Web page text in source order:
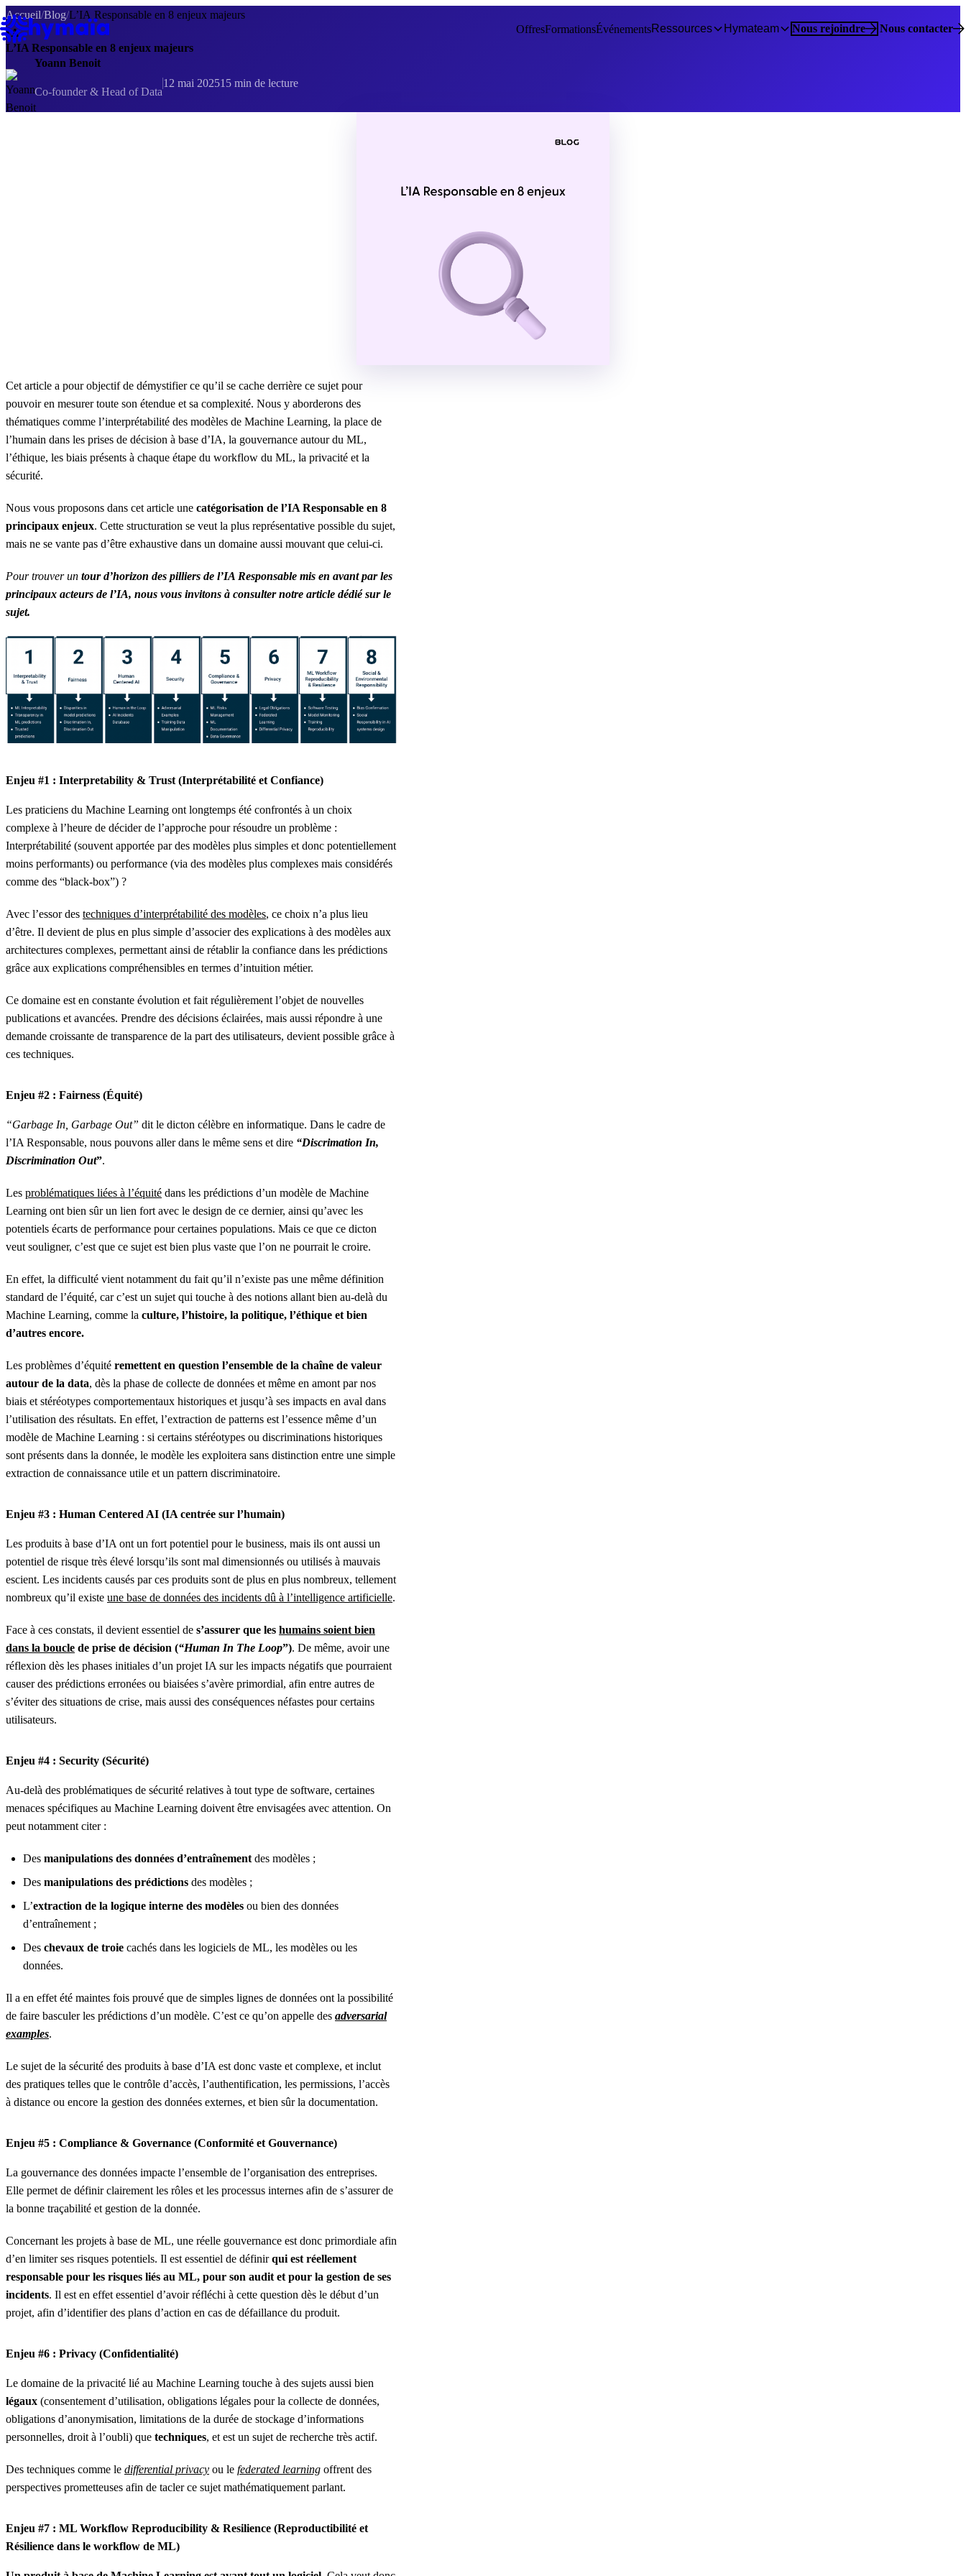
OffresFormationsÉvénementsRessources Hymateam Nous rejoindre Nous contacter
Accueil/Blog/L’IA Responsable en 8 enjeux majeurs
IA
L’IA Responsable en 8 enjeux majeurs
Yoann Benoit
Co-founder & Head of Data
12 mai 202515 min de lecture
Cet article a pour objectif de démystifier ce qu’il se cache derrière ce sujet pour
pouvoir en mesurer toute son étendue et sa complexité. Nous y aborderons des
thématiques comme l’interprétabilité des modèles de Machine Learning, la place de
l’humain dans les prises de décision à base d’IA, la gouvernance autour du ML,
l’éthique, les biais présents à chaque étape du workflow du ML, la privacité et la
sécurité.
Nous vous proposons dans cet article une catégorisation de l’IA Responsable en 8
principaux enjeux. Cette structuration se veut la plus représentative possible du sujet,
mais ne se vante pas d’être exhaustive dans un domaine aussi mouvant que celui-ci.
Pour trouver un tour d’horizon des pilliers de l’IA Responsable mis en avant par les
principaux acteurs de l’IA, nous vous invitons à consulter notre article dédié sur le
sujet.
Enjeu #1 : Interpretability & Trust (Interprétabilité et Confiance)
Les praticiens du Machine Learning ont longtemps été confrontés à un choix
complexe à l’heure de décider de l’approche pour résoudre un problème :
Interprétabilité (souvent apportée par des modèles plus simples et donc potentiellement
moins performants) ou performance (via des modèles plus complexes mais considérés
comme des “black-box”) ?
Avec l’essor des techniques d’interprétabilité des modèles, ce choix n’a plus lieu
d’être. Il devient de plus en plus simple d’associer des explications à des modèles aux
architectures complexes, permettant ainsi de rétablir la confiance dans les prédictions
grâce aux explications compréhensibles en termes d’intuition métier.
Ce domaine est en constante évolution et fait régulièrement l’objet de nouvelles
publications et avancées. Prendre des décisions éclairées, mais aussi répondre à une
demande croissante de transparence de la part des utilisateurs, devient possible grâce à
ces techniques.
Enjeu #2 : Fairness (Équité)
“Garbage In, Garbage Out” dit le dicton célèbre en informatique. Dans le cadre de
l’IA Responsable, nous pouvons aller dans le même sens et dire “Discrimation In,
Discrimination Out”.
Les problématiques liées à l’équité dans les prédictions d’un modèle de Machine
Learning ont bien sûr un lien fort avec le design de ce dernier, ainsi qu’avec les
potentiels écarts de performance pour certaines populations. Mais ce que ce dicton
veut souligner, c’est que ce sujet est bien plus vaste que l’on ne pourrait le croire.
En effet, la difficulté vient notamment du fait qu’il n’existe pas une même définition
standard de l’équité, car c’est un sujet qui touche à des notions allant bien au-delà du
Machine Learning, comme la culture, l’histoire, la politique, l’éthique et bien
d’autres encore.
Les problèmes d’équité remettent en question l’ensemble de la chaîne de valeur
autour de la data, dès la phase de collecte de données et même en amont par nos
biais et stéréotypes comportementaux historiques et jusqu’à ses impacts en aval dans
l’utilisation des résultats. En effet, l’extraction de patterns est l’essence même d’un
modèle de Machine Learning : si certains stéréotypes ou discriminations historiques
sont présents dans la donnée, le modèle les exploitera sans distinction entre une simple
extraction de connaissance utile et un pattern discriminatoire.
Enjeu #3 : Human Centered AI (IA centrée sur l’humain)
Les produits à base d’IA ont un fort potentiel pour le business, mais ils ont aussi un
potentiel de risque très élevé lorsqu’ils sont mal dimensionnés ou utilisés à mauvais
escient. Les incidents causés par ces produits sont de plus en plus nombreux, tellement
nombreux qu’il existe une base de données des incidents dû à l’intelligence artificielle.
Face à ces constats, il devient essentiel de s’assurer que les humains soient bien
dans la boucle de prise de décision (“Human In The Loop”). De même, avoir une
réflexion dès les phases initiales d’un projet IA sur les impacts négatifs que pourraient
causer des prédictions erronées ou biaisées s’avère primordial, afin entre autres de
s’éviter des situations de crise, mais aussi des conséquences néfastes pour certains
utilisateurs.
Enjeu #4 : Security (Sécurité)
Au-delà des problématiques de sécurité relatives à tout type de software, certaines
menaces spécifiques au Machine Learning doivent être envisagées avec attention. On
peut notamment citer :
Des manipulations des données d’entraînement des modèles ;
Des manipulations des prédictions des modèles ;
L’extraction de la logique interne des modèles ou bien des données
d’entraînement ;
Des chevaux de troie cachés dans les logiciels de ML, les modèles ou les
données.
Il a en effet été maintes fois prouvé que de simples lignes de données ont la possibilité
de faire basculer les prédictions d’un modèle. C’est ce qu’on appelle des adversarial
examples.
Le sujet de la sécurité des produits à base d’IA est donc vaste et complexe, et inclut
des pratiques telles que le contrôle d’accès, l’authentification, les permissions, l’accès
à distance ou encore la gestion des données externes, et bien sûr la documentation.
Enjeu #5 : Compliance & Governance (Conformité et Gouvernance)
La gouvernance des données impacte l’ensemble de l’organisation des entreprises.
Elle permet de définir clairement les rôles et les processus internes afin de s’assurer de
la bonne traçabilité et gestion de la donnée.
Concernant les projets à base de ML, une réelle gouvernance est donc primordiale afin
d’en limiter ses risques potentiels. Il est essentiel de définirqui est réellement
responsable pour les risques liés au ML, pour son audit et pour la gestion de ses
incidents. Il est en effet essentiel d’avoir réfléchi à cette question dès le début d’un
projet, afin d’identifier des plans d’action en cas de défaillance du produit.
Enjeu #6 : Privacy (Confidentialité)
Le domaine de la privacité lié au Machine Learning touche à des sujets aussi bien
légaux (consentement d’utilisation, obligations légales pour la collecte de données,
obligations d’anonymisation, limitations de la durée de stockage d’informations
personnelles, droit à l’oubli) que techniques, et est un sujet de recherche très actif.
Des techniques comme le differential privacy ou le federated learning offrent des
perspectives prometteuses afin de tacler ce sujet mathématiquement parlant.
Enjeu #7 : ML Workflow Reproducibility & Resilience (Reproductibilité et
Résilience dans le workflow de ML)
Panneau de gestion des cookies